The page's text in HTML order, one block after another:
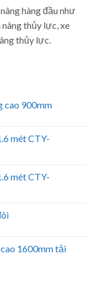
hàng đầu như
thủy lực, xe
thủy lực.
cao 900mm
mét CTY-
mét CTY-
cao 1600mm tải